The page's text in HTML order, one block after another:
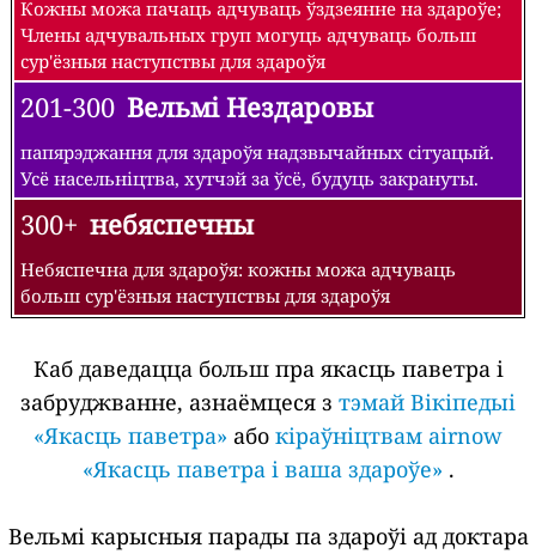
Кожны можа пачаць адчуваць ўздзеянне на здароўе;
Члены адчувальных груп могуць адчуваць больш
сур'ёзныя наступствы для здароўя
201-300 Вельмі Нездаровы
папярэджання для здароўя надзвычайных сітуацый.
Усё насельніцтва, хутчэй за ўсё, будуць закрануты.
300+ небяспечны
Небяспечна для здароўя: кожны можа адчуваць
больш сур'ёзныя наступствы для здароўя
Каб даведацца больш пра якасць паветра і
забруджванне, азнаёмцеся з тэмай Вікіпедыі
«Якасць паветра» або кіраўніцтвам airnow
«Якасць паветра і ваша здароўе» .
Вельмі карысныя парады па здароўі ад доктара